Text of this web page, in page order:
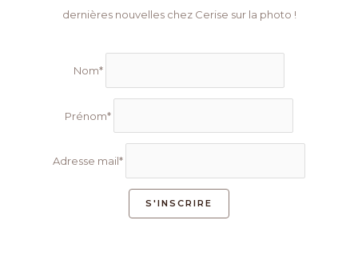
dernières nouvelles chez Cerise sur la photo !
Nom*
Prénom*
Adresse mail*